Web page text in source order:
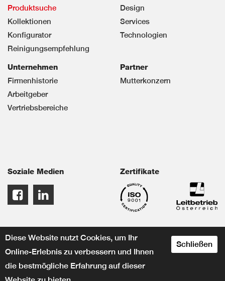
Produktsuche
Kollektionen
Konfigurator
Reinigungsempfehlung
Design
Services
Technologien
Unternehmen
Firmenhistorie
Arbeitgeber
Vertriebsbereiche
Partner
Mutterkonzern
Soziale Medien Zertifikate
Diese Website nutzt Cookies, um Ihr
Online-Erlebnis zu verbessern und Ihnen
die bestmögliche Erfahrung auf dieser
Schließen